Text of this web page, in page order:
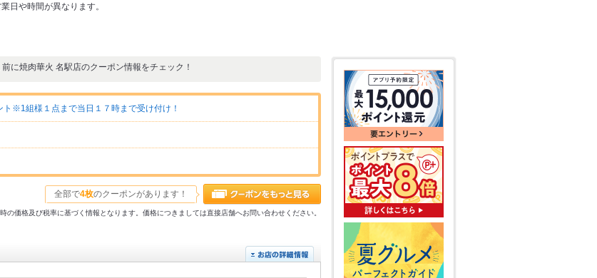
日や時間が異なります。
に焼肉華火 名駅店のクーポン情報をチェック！
※1組様１点まで当日１７時まで受け付け！
全部で4枚のクーポンがあります！
価格及び税率に基づく情報となります。価格につきましては直接店舗へお問い合わせください。